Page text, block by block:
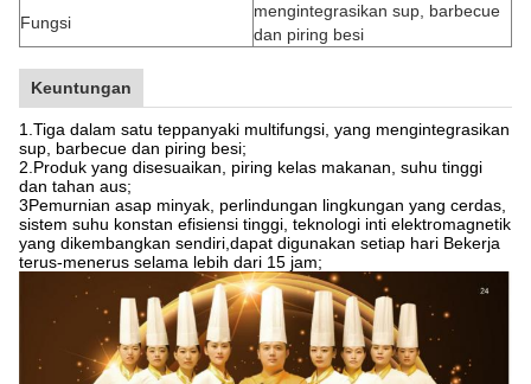
Fungsi
mengintegrasikan sup, barbecue
dan piring besi
Keuntungan
1.Tiga dalam satu teppanyaki multifungsi, yang mengintegrasikan
sup, barbecue dan piring besi;
2.Produk yang disesuaikan, piring kelas makanan, suhu tinggi
dan tahan aus;
3Pemurnian asap minyak, perlindungan lingkungan yang cerdas,
sistem suhu konstan efisiensi tinggi, teknologi inti elektromagnetik
yang dikembangkan sendiri,dapat digunakan setiap hari Bekerja
terus-menerus selama lebih dari 15 jam;